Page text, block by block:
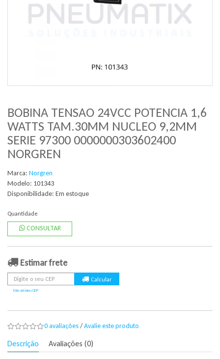
BOBINA TENSAO 24VCC POTENCIA 1,6
WATTS TAM.30MM NUCLEO 9,2MM
SERIE 97300 0000000303602400
NORGREN
Marca: Norgren
Modelo: 101343
Disponibilidade: Em estoque
Quantidade
CONSULTAR
Estimar frete
Não sei meu CEP
0 avaliações/Avalie este produto
Descrição Avaliações (0)